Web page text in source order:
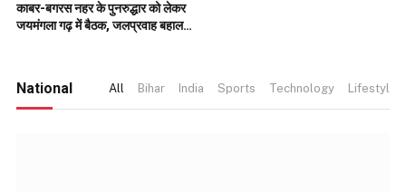
काबर-बगरस नहर के पुनरुद्धार को लेकर
जयमंगला गढ़ में बैठक, जलप्रवाह बहाल
National All Bihar India Sports Technology Lifestyle